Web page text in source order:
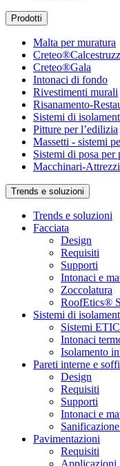
Prodotti
Malta per muratura
Creteo®Gala
Intonaci di fondo
Rivestimenti murali
Risanamento-
Sistemi di
Pitture per l’edilizia
Massetti - sistemi
Sistemi di posa per
Macchinari-Attrezzi
Trends e soluzioni
Trends e soluzioni
Facciata
Design
Requisiti
Supporti
Intonaci e
Zoccolatura
RoofEtics®
Sistemi di
Sistemi
Intonaci
Isolamento
Pareti interne e
Design
Requisiti
Supporti
Intonaci e
Pavimentazioni
Requisiti
Applicazioni